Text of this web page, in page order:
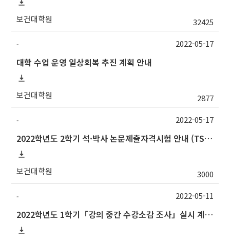
보건대학원 32425
-
대학 수업 운영 일상회복 추진 계획 안내
보건대학원 2877
2022-05-17
-
2022학년도 2학기 석·박사 논문제출자격시험 안내 (TSQ exam: Major and Korean for foreign students)_문진표 업로드
보건대학원 3000
2022-05-17
-
2022학년도 1학기「강의 중간 수강소감 조사」실시 계획 알림
2022-05-11